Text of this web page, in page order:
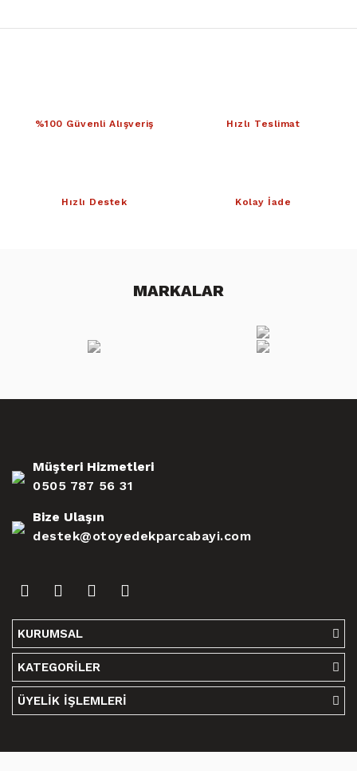
%100 Güvenli Alışveriş Hızlı Teslimat
Hızlı Destek Kolay İade
MARKALAR
Müşteri Hizmetleri
0505 787 56 31
Bize Ulaşın
destek@otoyedekparcabayi.com
KURUMSAL
KATEGORİLER
ÜYELİK İŞLEMLERİ